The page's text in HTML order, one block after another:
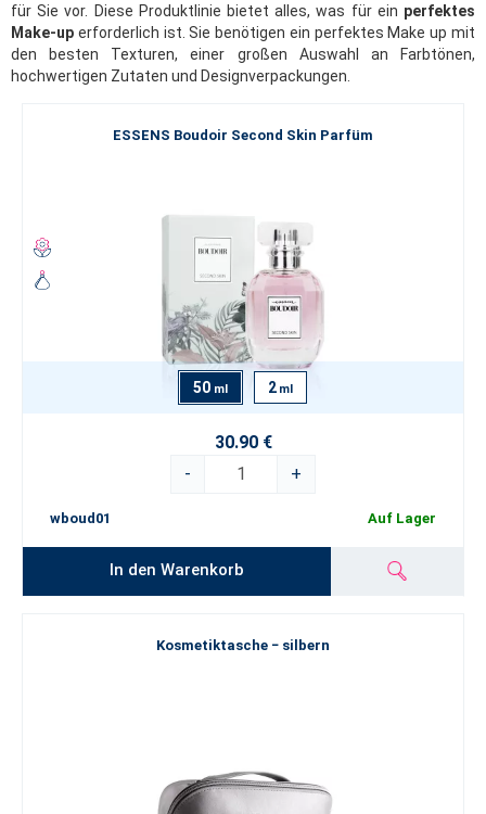
für Sie vor. Diese Produktlinie bietet alles, was für ein perfektes
Make-up erforderlich ist. Sie benötigen ein perfektes Make up mit
den besten Texturen, einer großen Auswahl an Farbtönen,
hochwertigen Zutaten und Designverpackungen.
ESSENS Boudoir Second Skin Parfüm
50 ml 2 ml
30.90 €
-
+
wboud01 Auf Lager
In den Warenkorb
Kosmetiktasche − silbern